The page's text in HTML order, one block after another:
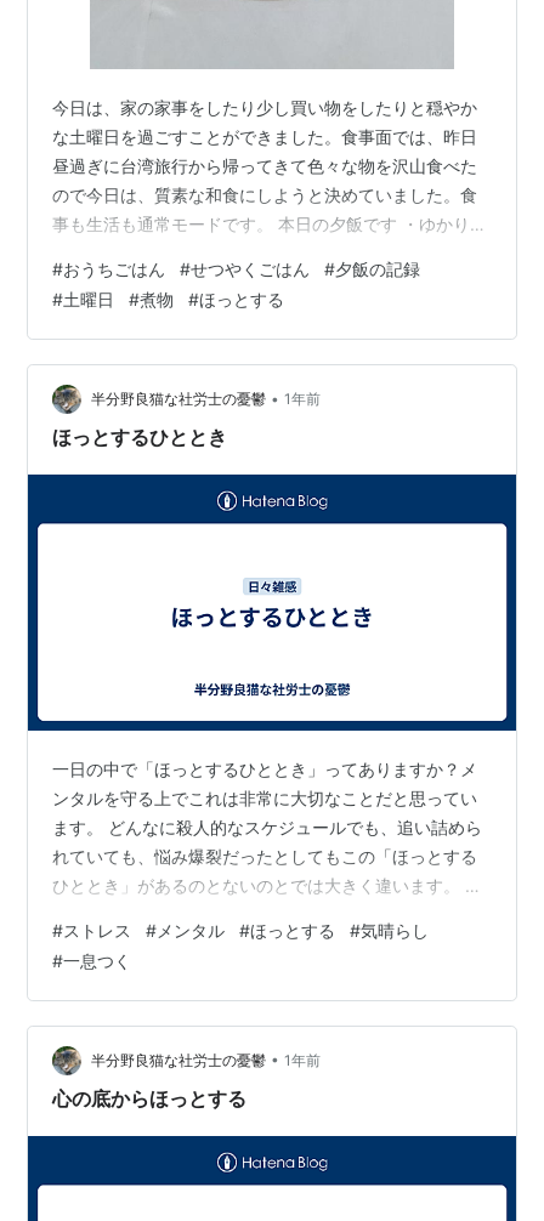
今日は、家の家事をしたり少し買い物をしたりと穏やか
な土曜日を過ごすことができました。食事面では、昨日
昼過ぎに台湾旅行から帰ってきて色々な物を沢山食べた
ので今日は、質素な和食にしようと決めていました。食
事も生活も通常モードです。 本日の夕飯です ・ゆかり納
げ、昆布の煮物 ・さつま芋のサラダ、キャロットラペ ・
柿 メインはなしで、副菜ばかりの献立です。久しぶりに
煮物をと思い在庫を見てみたら冷凍庫に業務スーパーの
里芋、さつま揚げがあったのでおでん用の昆布も入れて
煮物にしてみました。自分で作ってほっとしました。毎
日食べるのはやっぱり自炊が良いなあと…
#おうちごはん #せつやくごはん #夕飯の記録
#土曜日 #煮物 #ほっとする
半分野良猫な社労士の憂鬱 • 1年前
ほっとするひととき
一日の中で「ほっとするひととき」ってありますか？メ
ンタルを守る上でこれは非常に大切なことだと思ってい
ます。 どんなに殺人的なスケジュールでも、追い詰めら
れていても、悩み爆裂だったとしてもこの「ほっとする
ひととき」があるのとないのとでは大きく違います。 私
帰宅して庭でタバコ吸っているとき」と「布団に入ると
き」でしょうか。あいにく仕事中にはほっとするひとと
きなど存在しません。休憩中にタバコ吸いながらホット
コーヒー飲んでいても、ほっとしません。頭の中は戻っ
た後のことを高速回転で考えています。 一週間のルーテ
ィンの中で最大限にほっとする瞬間は「休みの日…
#ストレス # メンタル #ほっとする #気晴らし
#一息つく
半分野良猫な社労士の憂鬱 • 1年前
心の底からほっとする